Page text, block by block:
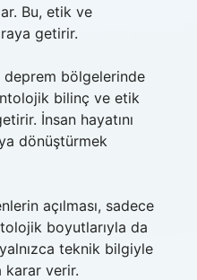
Bu, etik ve
getirir.
deprem bölgelerinde
bilinç ve etik
İnsan hayatını
dönüştürmek
açılması, sadece
boyutlarıyla da
teknik bilgiyle
karar verir.